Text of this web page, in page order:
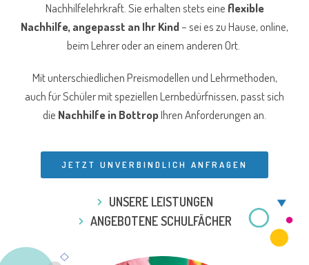
Nachhilfelehrkraft. Sie erhalten stets eine flexible
Nachhilfe, angepasst an Ihr Kind– sei es zu Hause, online,
beim Lehrer oder an einem anderen Ort.
Mit unterschiedlichen Preismodellen und Lehrmethoden,
auch für Schüler mit speziellen Lernbedürfnissen, passt sich
die Nachhilfe in BottropIhren Anforderungen an.
JETZT UNVERBINDLICH ANFRAGEN
UNSERE LEISTUNGEN
ANGEBOTENE SCHULFÄCHER